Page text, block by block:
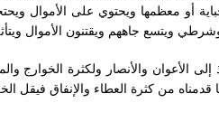
أو معظمها ويحتوي على الأموال
ويتسع جاههم ويقتنون الأموال
الأعوان والأنصار ولكثرة الخوارج
من كثرة العطاء والإنفاق فيقل